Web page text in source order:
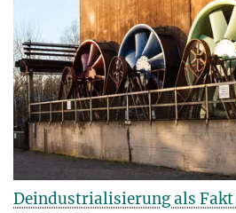
Deindustrialisierung als